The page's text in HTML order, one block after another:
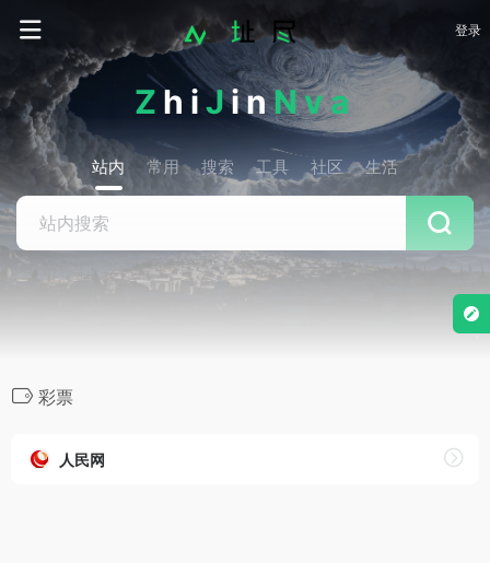
登录
ZhiJinNva
站内 常用 搜索 工具 社区 生活
彩票
人民网